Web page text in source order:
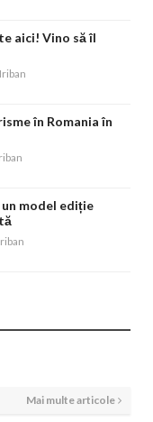
aici! Vino să îl
în Romania în
model ediție
Mai multe articole